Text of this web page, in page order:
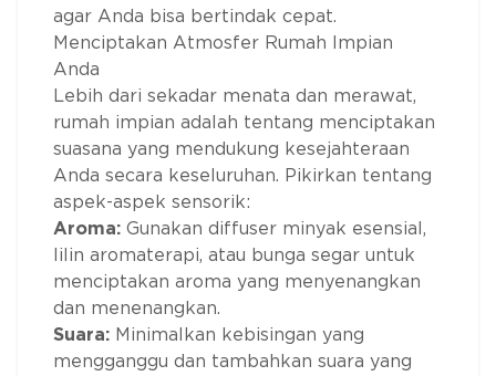
agar Anda bisa bertindak cepat.
Menciptakan Atmosfer Rumah Impian
Anda
Lebih dari sekadar menata dan merawat,
rumah impian adalah tentang menciptakan
suasana yang mendukung kesejahteraan
Anda secara keseluruhan. Pikirkan tentang
aspek-aspek sensorik:
Aroma: Gunakan diffuser minyak esensial,
lilin aromaterapi, atau bunga segar untuk
menciptakan aroma yang menyenangkan
dan menenangkan.
Suara: Minimalkan kebisingan yang
mengganggu dan tambahkan suara yang